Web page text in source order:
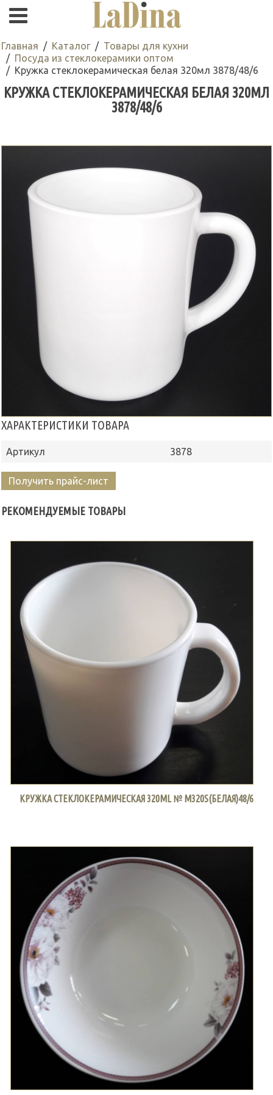
Главная Каталог
Товары для кухни
Посуда из стеклокерамики оптом
Кружка стеклокерамическая белая 320мл 3878/48/6
КРУЖКА СТЕКЛОКЕРАМИЧЕСКАЯ БЕЛАЯ 320МЛ
3878/48/6
ХАРАКТЕРИСТИКИ ТОВАРА
Артикул 3878
Получить прайс-лист
РЕКОМЕНДУЕМЫЕ ТОВАРЫ
КРУЖКА СТЕКЛОКЕРАМИЧЕСКАЯ 320ML № M320S(БЕЛАЯ)48/6